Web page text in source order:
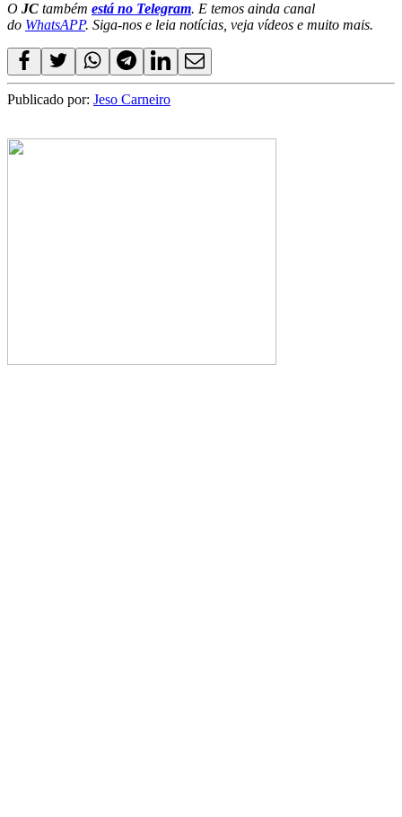
O JC também está no Telegram. E temos ainda canal
do WhatsAPP. Siga-nos e leia notícias, veja vídeos e muito mais.
Publicado por: Jeso Carneiro